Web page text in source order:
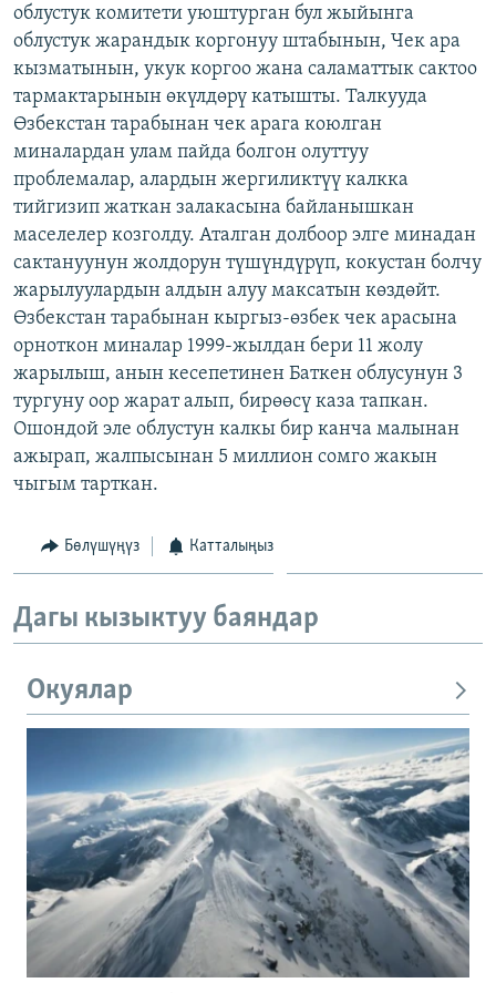
ЭЕ/АРнун бардык сайттары
облустук комитети уюштурган бул жыйынга
облустук жарандык коргонуу штабынын, Чек ара
кызматынын, укук коргоо жана саламаттык сактоо
тармактарынын өкүлдөрү катышты. Талкууда
Өзбекстан тарабынан чек арага коюлган
миналардан улам пайда болгон олуттуу
проблемалар, алардын жергиликтүү калкка
тийгизип жаткан залакасына байланышкан
маселелер козголду. Аталган долбоор элге минадан
сактануунун жолдорун түшүндүрүп, кокустан болчу
жарылуулардын алдын алуу максатын көздөйт.
Өзбекстан тарабынан кыргыз-өзбек чек арасына
орноткон миналар 1999-жылдан бери 11 жолу
жарылыш, анын кесепетинен Баткен облусунун 3
тургуну оор жарат алып, бирөөсү каза тапкан.
Ошондой эле облустун калкы бир канча малынан
ажырап, жалпысынан 5 миллион сомго жакын
чыгым тарткан.
Бөлүшүңүз Катталыңыз
Дагы кызыктуу баяндар
Окуялар